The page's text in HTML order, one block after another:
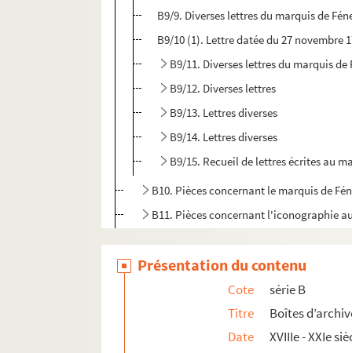
B9/9. Diverses lettres du marquis de
B9/10 (1). Lettre datée du 27
B9/11. Diverses lettres du marquis de
B9/12. Diverses lettres
B9/13. Lettres diverses
B9/14. Lettres diverses
B9/15. Recueil de lettres écrites au
B10. Pièces concernant le marquis de
B11. Pièces concernant l'iconographie
B13. Pièces concernant l'iconographie
B14. Pièces concernant l'iconographie
B15. Pièces concernant l'iconographie
B16. Pièces concernant l'iconographie
Présentation du contenu
Cote
série B
Titre
Boîtes
Date
XVIIIe - XXIe